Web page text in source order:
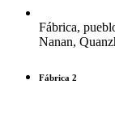
Fábrica,
Nanan,
Fábrica 2